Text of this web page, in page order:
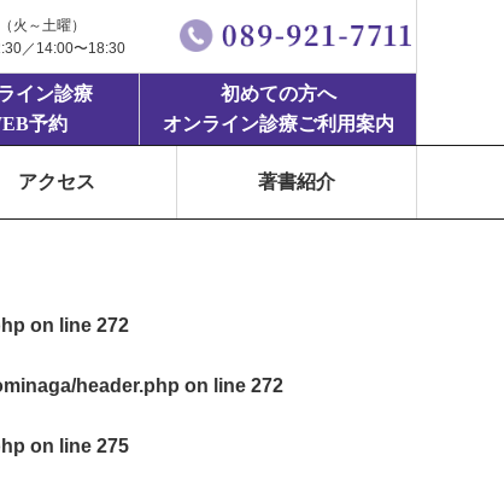
火～土曜）
／14:00〜18:30
イン診療
予約
初めての方へ
オンライン診療ご利用案内
アクセス 著書紹介
on line 272
header.php on line 272
on line 275